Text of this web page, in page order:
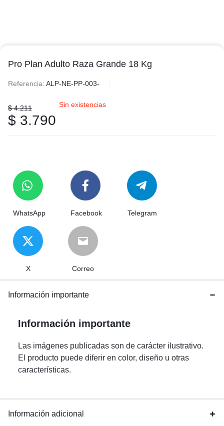
Pro Plan Adulto Raza Grande 18 Kg
Referencia: ALP-NE-PP-003-
$4.211
$ 3.790
Sin existencias
WhatsApp Facebook Telegram
X Correo
Información importante
Información importante
Las imágenes publicadas son de carácter ilustrativo.
El producto puede diferir en color, diseño u otras
características.
Información adicional